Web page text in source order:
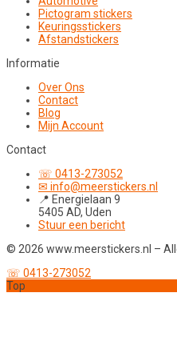
Pictogram stickers
Keuringsstickers
Afstandstickers
Informatie
Over Ons
Contact
Blog
Mijn Account
Contact
☏ 0413-273052
✉ info@meerstickers.nl
📍 Energielaan 9
5405 AD, Uden
Stuur een bericht
© 2026 www.meerstickers.nl –
☏ 0413-273052
Top